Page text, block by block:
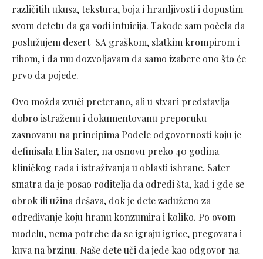
različitih ukusa, tekstura, boja i hranljivosti i dopustim
svom detetu da ga vodi intuicija. Takođe sam počela da
poslužujem desert SA graškom, slatkim krompirom i
ribom, i da mu dozvoljavam da samo izabere ono što će
prvo da pojede.
Ovo možda zvuči preterano, ali u stvari predstavlja
dobro istraženu i dokumentovanu preporuku
zasnovanu na principima Podele odgovornosti koju je
definisala Elin Sater, na osnovu preko 40 godina
kliničkog rada i istraživanja u oblasti ishrane. Sater
smatra da je posao roditelja da odredi šta, kad i gde se
obrok ili užina dešava, dok je dete zaduženo za
određivanje koju hranu konzumira i koliko. Po ovom
modelu, nema potrebe da se igraju igrice, pregovara i
kuva na brzinu. Naše dete uči da jede kao odgovor na